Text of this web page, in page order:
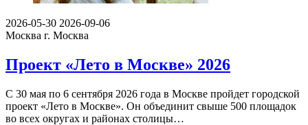
2026-05-30 2026-09-06
Москва г. Москва
Проект «Лето в Москве» 2026
С 30 мая по 6 сентября 2026 года в Москве пройдет городской
проект «Лето в Москве». Он объединит свыше 500 площадок
во всех округах и районах столицы…